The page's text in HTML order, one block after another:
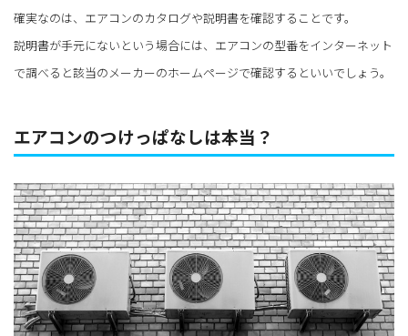
確実なのは、エアコンのカタログや説明書を確認することです。
説明書が手元にないという場合には、エアコンの型番をインターネット
で調べると該当のメーカーのホームページで確認するといいでしょう。
エアコンのつけっぱなしは本当？